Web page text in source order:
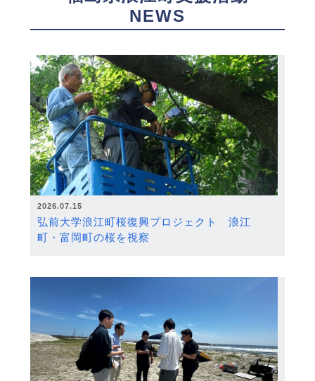
NEWS
2026.07.15
弘前大学浪江町桜復興プロジェクト 浪江
町・富岡町の桜を視察